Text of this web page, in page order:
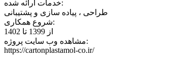
خدمات ارائه شده:
طراحی ، پیاده سازی و پشتیبانی
شروع همکاری:
از 1399 تا 1402
مشاهده وب سایت پروژه:
https://cartonplastamol-co.ir/